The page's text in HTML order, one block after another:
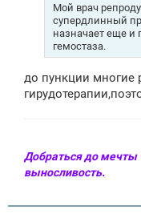
Мой врач
супердлинный
назначает еще и
гемостаза.
до пункции многие
Добраться до мечты
выносливость.